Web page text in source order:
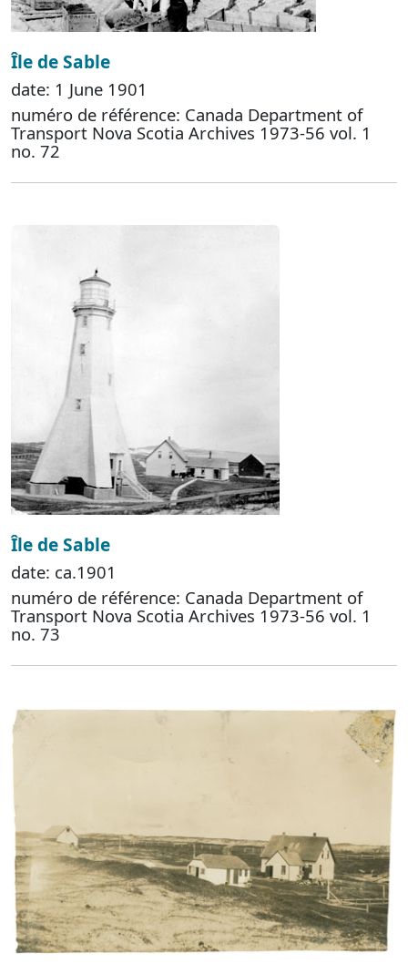
Île de Sable
date: 1 June 1901
numéro de référence: Canada Department of
Transport Nova Scotia Archives 1973-56 vol. 1
no. 72
Île de Sable
date: ca.1901
numéro de référence: Canada Department of
Transport Nova Scotia Archives 1973-56 vol. 1
no. 73